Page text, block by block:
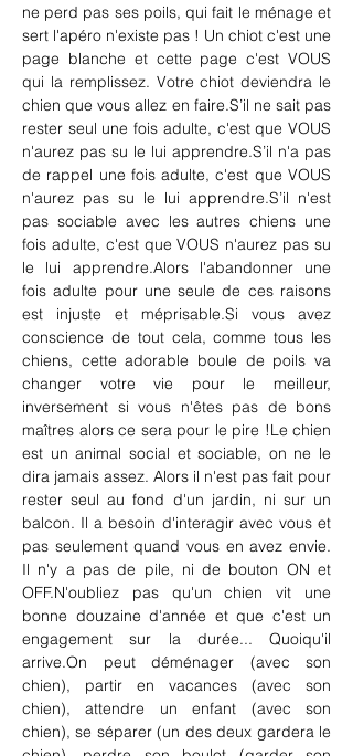
ne perd pas ses poils, qui fait le ménage et
sert l'apéro n'existe pas ! Un chiot c'est une
page blanche et cette page c'est VOUS
qui la remplissez. Votre chiot deviendra le
chien que vous allez en faire.S’il ne sait pas
rester seul une fois adulte, c'est que VOUS
n'aurez pas su le lui apprendre.S’il n'a pas
de rappel une fois adulte, c'est que VOUS
n'aurez pas su le lui apprendre.S’il n'est
pas sociable avec les autres chiens une
fois adulte, c'est que VOUS n'aurez pas su
le lui apprendre.Alors l'abandonner une
fois adulte pour une seule de ces raisons
est injuste et méprisable.Si vous avez
conscience de tout cela, comme tous les
chiens, cette adorable boule de poils va
changer votre vie pour le meilleur,
inversement si vous n'êtes pas de bons
maîtres alors ce sera pour le pire !Le chien
est un animal social et sociable, on ne le
dira jamais assez. Alors il n'est pas fait pour
rester seul au fond d'un jardin, ni sur un
balcon. Il a besoin d'interagir avec vous et
pas seulement quand vous en avez envie.
Il n'y a pas de pile, ni de bouton ON et
OFF.N'oubliez pas qu'un chien vit une
bonne douzaine d'année et que c'est un
engagement sur la durée... Quoiqu'il
arrive.On peut déménager (avec son
chien), partir en vacances (avec son
chien), attendre un enfant (avec son
chien), se séparer (un des deux gardera le